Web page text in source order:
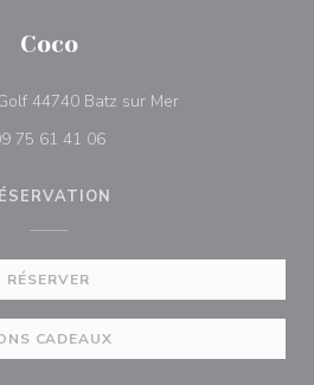
Coco
44740 Batz sur Mer((ouvre une
75 61 41 06
RÉSERVER
CADEAUX